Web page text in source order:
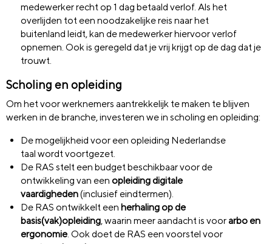
medewerker recht op 1 dag betaald verlof. Als het
overlijden tot een noodzakelijke reis naar het
buitenland leidt, kan de medewerker hiervoor verlof
opnemen. Ook is geregeld dat je vrij krijgt op de dag dat je
trouwt.
Scholing en opleiding
Om het voor werknemers aantrekkelijk te maken te blijven
werken in de branche, investeren we in scholing en opleiding:
De mogelijkheid voor een opleiding Nederlandse
taal wordt voortgezet.
De RAS stelt een budget beschikbaar voor de
ontwikkeling van een opleiding digitale
vaardigheden(inclusief eindtermen).
De RAS ontwikkelt een herhaling op de
basis(vak)opleiding, waarin meer aandacht is voorarbo en
ergonomie. Ook doet de RAS een voorstel voor